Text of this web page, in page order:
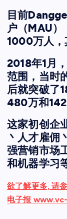
目前
户（MAU）
1000万人，
2018年1月
范围，当时
后就突破了
480万和
这家初创企
丶人才雇佣
强营销市场
和机器学习
欲了解更多, 请
电子报